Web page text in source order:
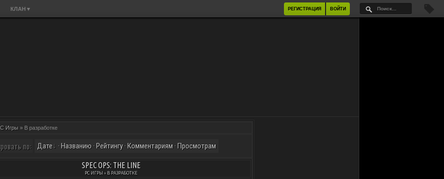
КЛАН ▼ РЕГИСТРАЦИЯ ВОЙТИ
Игры » В разработке
по: Дате ·Названию ·Рейтингу·Комментариям ·Просмотрам
SPEC OPS: THE LINE
PC ИГРЫ » В РАЗРАБОТКЕ